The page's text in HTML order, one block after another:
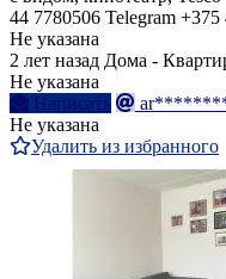
44 7780506 Telegram +375
Не указана
2 лет назад Дома -
Не указана
Написать
Не указана
Удалить из избранного